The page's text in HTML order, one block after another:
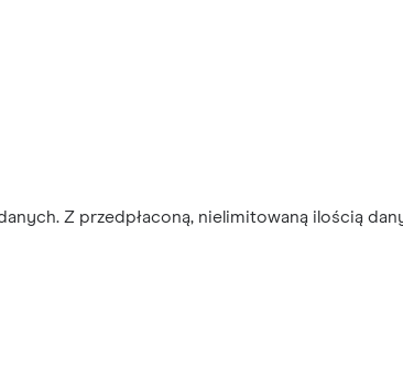
Z przedpłaconą, nielimitowaną ilością